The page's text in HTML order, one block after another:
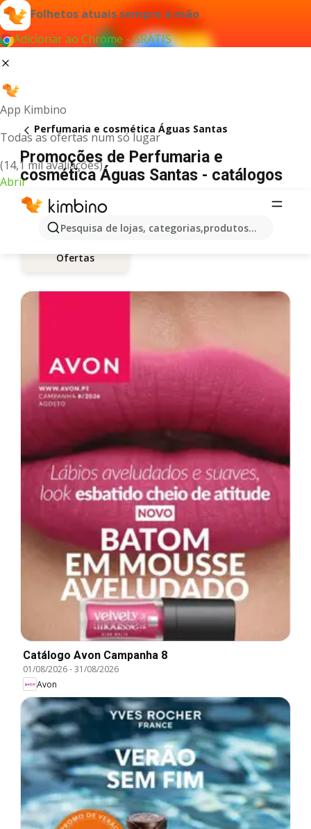
Folhetos atuais sempre à mão
Adicionar ao Chrome - GRÁTIS
App Kimbino
Todas as ofertas num só lugar
(14,1 mil avaliações)
Abrir
Pesquisa de lojas, categorias,produtos...
Perfumaria e cosmética Águas Santas
Promoções de Perfumaria e
cosmética Águas Santas - catálogos
Ofertas
Catálogo Avon Campanha 8
01/08/2026-31/08/2026
Avon